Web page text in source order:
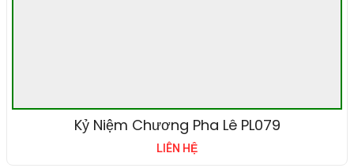
Kỷ Niệm Chương Pha Lê PL079
LIÊN HỆ